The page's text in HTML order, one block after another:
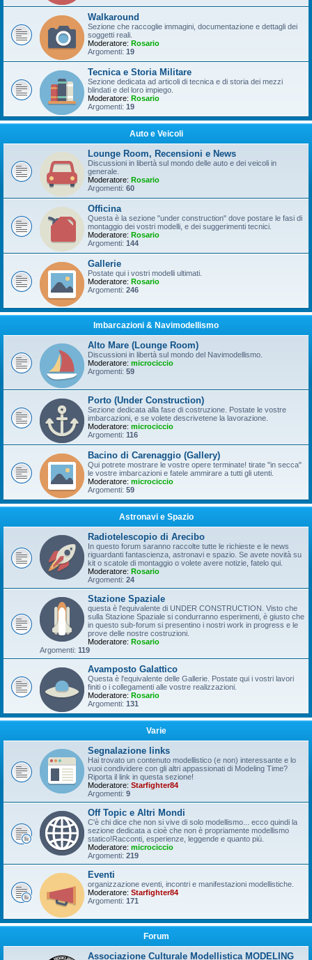
Walkaround
Sezione che raccoglie immagini, documentazione e dettagli dei
soggetti reali.
Moderatore: Rosario
Argomenti: 19
Tecnica e Storia Militare
Sezione dedicata ad articoli di tecnica e di storia dei mezzi
blindati e del loro impiego.
Moderatore: Rosario
Argomenti: 19
Auto e Veicoli
Lounge Room, Recensioni e News
Discussioni in libertà sul mondo delle auto e dei veicoli in
generale.
Moderatore: Rosario
Argomenti: 60
Officina
Questa è la sezione "under construction" dove postare le fasi di
montaggio dei vostri modelli, e dei suggerimenti tecnici.
Moderatore: Rosario
Argomenti: 144
Gallerie
Postate qui i vostri modelli ultimati.
Moderatore: Rosario
Argomenti: 246
Imbarcazioni & Navimodellismo
Alto Mare (Lounge Room)
Discussioni in libertà sul mondo del Navimodellismo.
Moderatore: microciccio
Argomenti: 59
Porto (Under Construction)
Sezione dedicata alla fase di costruzione. Postate le vostre
imbarcazioni, e se volete descrivetene la lavorazione.
Moderatore: microciccio
Argomenti: 116
Bacino di Carenaggio (Gallery)
Qui potrete mostrare le vostre opere terminate! tirate "in secca"
le vostre imbarcazioni e fatele ammirare a tutti gli utenti.
Moderatore: microciccio
Argomenti: 59
Astronavi e Spazio
Radiotelescopio di Arecibo
In questo forum saranno raccolte tutte le richieste e le news
riguardanti fantascienza, astronavi e spazio. Se avete novità su
kit o scatole di montaggio o volete avere notizie, fatelo qui.
Moderatore: Rosario
Argomenti: 24
Stazione Spaziale
questa è l'equivalente di UNDER CONSTRUCTION. Visto che
sulla Stazione Spaziale si condurranno esperimenti, è giusto che
in questo sub-forum si presentino i nostri work in progress e le
prove delle nostre costruzioni.
Moderatore: Rosario
Argomenti: 119
Avamposto Galattico
Questa è l'equivalente delle Gallerie. Postate qui i vostri lavori
finiti o i collegamenti alle vostre realizzazioni.
Moderatore: Rosario
Argomenti: 131
Varie
Segnalazione links
Hai trovato un contenuto modellistico (e non) interessante e lo
vuoi condividere con gli altri appassionati di Modeling Time?
Riporta il link in questa sezione!
Moderatore: Starfighter84
Argomenti: 9
Off Topic e Altri Mondi
C'è chi dice che non si vive di solo modellismo... ecco quindi la
sezione dedicata a cioè che non è propriamente modellismo
statico!Racconti, esperienze, leggende e quanto più.
Moderatore: microciccio
Argomenti: 219
Eventi
organizzazione eventi, incontri e manifestazioni modellistiche.
Moderatore: Starfighter84
Argomenti: 171
Forum
Associazione Culturale Modellistica MODELING